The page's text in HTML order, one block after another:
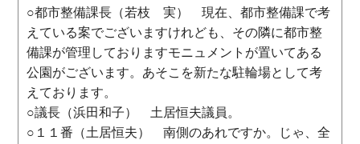
○都市整備課長（若枝 実） 現在、都市整備課で考
えている案でございますけれども、その隣に都市整
備課が管理しておりますモニュメントが置いてある
公園がございます。あそこを新たな駐輪場として考
えております。
○議長（浜田和子） 土居恒夫議員。
○１１番（土居恒夫） 南側のあれですか。じゃ、全